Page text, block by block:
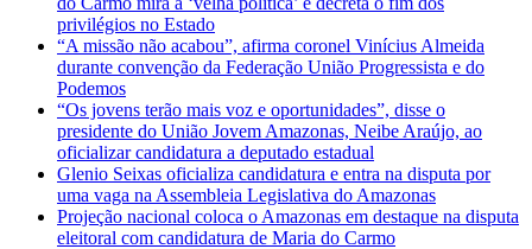
privilégios no Estado
“A missão não acabou”, afirma coronel Vinícius Almeida
durante convenção da Federação União Progressista e do
Podemos
“Os jovens terão mais voz e oportunidades”, disse o
presidente do União Jovem Amazonas, Neibe Araújo, ao
oficializar candidatura a deputado estadual
Glenio Seixas oficializa candidatura e entra na disputa por
uma vaga na Assembleia Legislativa do Amazonas
Projeção nacional coloca o Amazonas em destaque na disputa
eleitoral com candidatura de Maria do Carmo